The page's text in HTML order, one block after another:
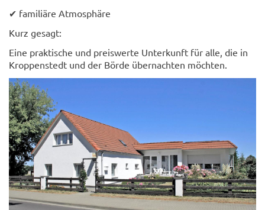
✔ familiäre Atmosphäre
Kurz gesagt:
Eine praktische und preiswerte Unterkunft für alle, die in
Kroppenstedt und der Börde übernachten möchten.